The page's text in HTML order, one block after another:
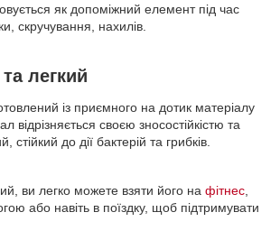
як допоміжний елемент під час
скручування, нахилів.
легкий
із приємного на дотик матеріалу
відрізняється своєю зносостійкістю та
стійкий до дії бактерій та грибків.
ви легко можете взяти його на фітнес,
або навіть в поїздку, щоб підтримувати